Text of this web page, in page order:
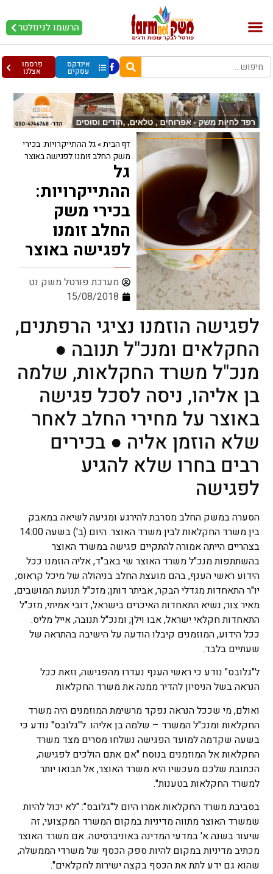
הרשמו לניוזלטר
אינדקס
עסקים
פרסמו
אצלנו
דף הבית»גל ההתייקרויות: בכירי
משק החלב זומנו לפגישה באוצר
גל
ההתייקרויות:
בכירי משק
החלב זומנו
לפגישה באוצר
מערכת פורטל משק נט
15/08/2018
לפגישה הוזמנו נציגי הרפתנים,
החקלאים ומנכ"ל תנובה ●
מנכ"ל משרד החקלאות, שלמה
בן אליהו, ניסה לסכל פגישה
באוצר על מחירי החלב לאחר
שלא הוזמן אליה ● בכירים
רבים בחרו שלא להגיע
לפגישה
הסערה במשק החלב מסרבת להירגע ומגיעה לשיאה במאבק
בין משרד החקלאות לבין משרד האוצר. היום (ב') בשעה 14:00
בצהריים הייתה אמורה להתקיים פגישה במשרד האוצר
בהשתתפות מנכ"ל משרד האוצר שי באב"ד, אליה הוזמנו ככל
הידוע ראשי הענף, בהם מועצת החלב בניהולה של מיכל קראוס;
יו"ר התאחדות מגדלי הבקר, אביתר דותן; מזכ"ל תנועת המושבים,
מאיר צור; נשיא התאחדות האיכרים בישראל, דובי אמיתי; מזכ"ל
התאחדות חקלאי ישראל, אבו וילן; ומנכ"ל תנובה, אייל מליס.
ככל הידוע, המוזמנים קיבלו הודעה על הישיבה בהתראה של
שעתיים בלבד.
ל"גלובס" נודע כי ראשי הענף נעדרו מהפגישה, וזאת ככל
הנראה בשל הניסיון להדיר ממנה את משרד החקלאות
ואולם, מי שככל הנראה נפקד מרשימת המוזמנים היה משרד
החקלאות ומנכ"ל המשרד – שלמה בן אליהו. ל"גלובס" נודע כי
בשעה שקדמה למועד הפגישה נשלחו מסרים מצד משרד
החקלאות אל המוזמנים בנוסח "אם אתם הולכים לפגישה,
הכתובת שלכם מעכשיו היא משרד האוצר, אל תבואו יותר
למשרד החקלאות בטענות".
בסביבת משרד החקלאות אמרו היום ל"גלובס": "לא יכול להיות
שמשרד האוצר מתווה מדיניות במקום המשרד המקצועי, זה
שיעור בשנה א' במדעי המדינה באוניברסיטה. אם משרד האוצר
מכתיב מדיניות במקום להיות ספק הכסף של משרדי הממשלה,
שהוא גם ידע לתת את הכסף בקצה ישירות לחקלאים".